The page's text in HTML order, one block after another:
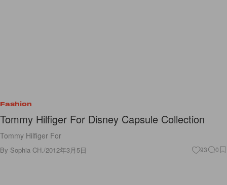
Fashion
Tommy Hilfiger For Disney Capsule Collection
Tommy Hilfiger For
By Sophia CH./2012年3月5日 93 0